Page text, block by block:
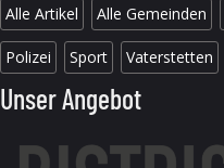
Alle Artikel Alle Gemeinden
Polizei Sport Vaterstetten
Unser Angebot